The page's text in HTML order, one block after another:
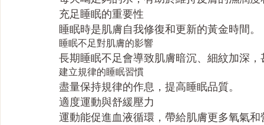
充足睡眠的重要性
睡眠時是肌膚自我修復和更新的黃金時間。
睡眠不足對肌膚的影響
長期睡眠不足會導致肌膚暗沉、細紋加深
建立規律的睡眠習慣
盡量保持規律的作息，提高睡眠品質。
適度運動與舒緩壓力
運動能促進血液循環，帶給肌膚更多氧氣和